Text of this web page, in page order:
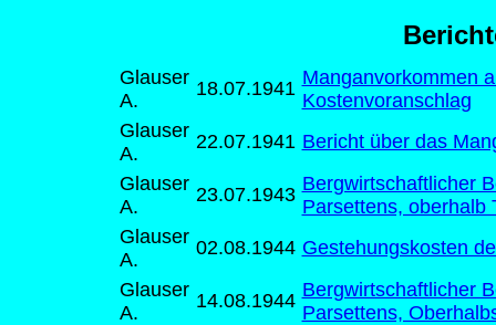
Glauser
A.
18.07.1941 Manganvorkommen
Kostenvoranschlag
Glauser
A.
22.07.1941 Bericht über das
Glauser
A.
23.07.1943 Bergwirtschaftlicher
Parsettens, oberhalb
Glauser
A.
02.08.1944 Gestehungskosten
Glauser
A.
14.08.1944 Bergwirtschaftlicher
Parsettens,